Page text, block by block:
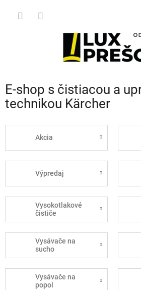
E-shop s čistiacou a
technikou Kärcher
Akcia
Výpredaj
Vysokotlakové
čističe
Vysávače na
sucho
Vysávače na
popol